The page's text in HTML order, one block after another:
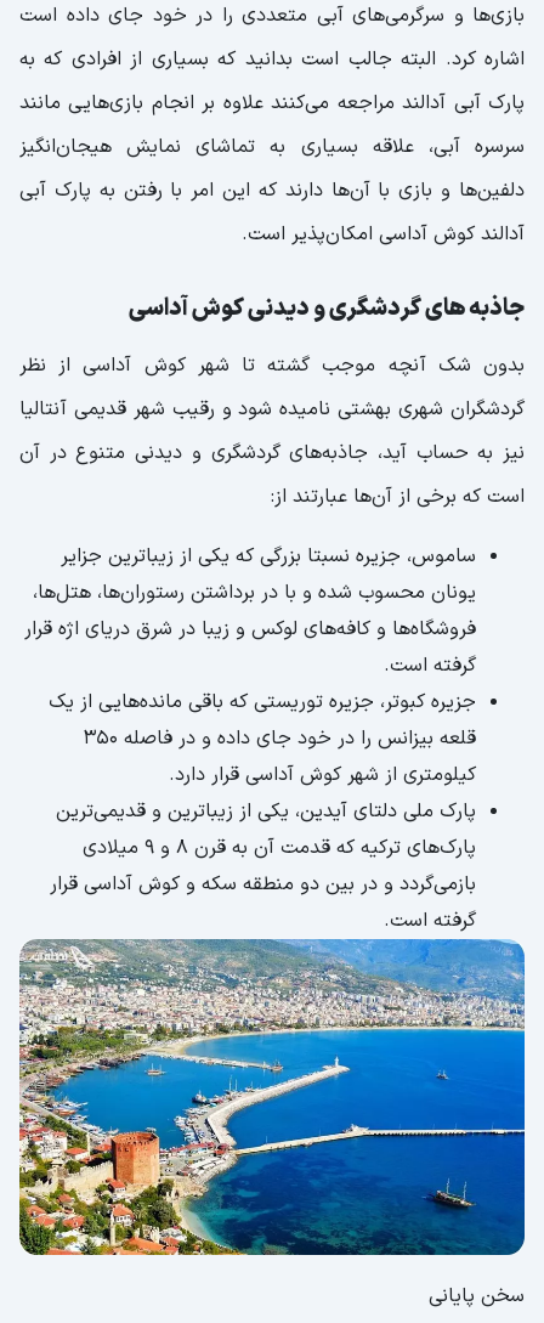
بازی‌ها و سرگرمی‌های آبی متعددی را در خود جای داده است
اشاره کرد. البته جالب است بدانید که بسیاری از افرادی که به
پارک آبی آدالند مراجعه می‌کنند علاوه بر انجام بازی‌هایی مانند
سرسره آبی، علاقه بسیاری به تماشای نمایش هیجان‌انگیز
دلفین‌ها و بازی با آن‌ها دارند که این امر با رفتن به پارک آبی
آدالند کوش آداسی امکان‌پذیر است.
جاذبه های گردشگری و دیدنی کوش آداسی
بدون شک آنچه موجب گشته تا شهر کوش آداسی از نظر
گردشگران شهری بهشتی نامیده شود و رقیب شهر قدیمی آنتالیا
نیز به حساب آید، جاذبه‌های گردشگری و دیدنی متنوع در آن
است که برخی از آن‌ها عبارتند از:
ساموس، جزیره نسبتا بزرگی که یکی از زیباترین جزایر
یونان محسوب شده و با در برداشتن رستوران‌ها، هتل‌ها،
فروشگاه‌ها و کافه‌های لوکس و زیبا در شرق دریای اژه قرار
گرفته است.
جزیره کبوتر، جزیره توریستی که باقی ماند‌ه‌هایی از یک
قلعه بیزانس را در خود جای داده و در فاصله ۳۵۰
کیلومتری از شهر کوش آداسی قرار دارد.
پارک ملی دلتای آیدین، یکی از زیباترین و قدیمی‌ترین
پارک‌های ترکیه که قدمت آن به قرن ۸ و ۹ میلادی
باز‌می‌گردد و در بین دو منطقه سکه و کوش آداسی قرار
گرفته است.
سخن پایانی